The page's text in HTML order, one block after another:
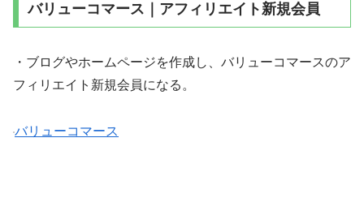
バリューコマース｜アフィリエイト新規会員
・ブログやホームページを作成し、バリューコマースのア
フィリエイト新規会員になる。
バリューコマース